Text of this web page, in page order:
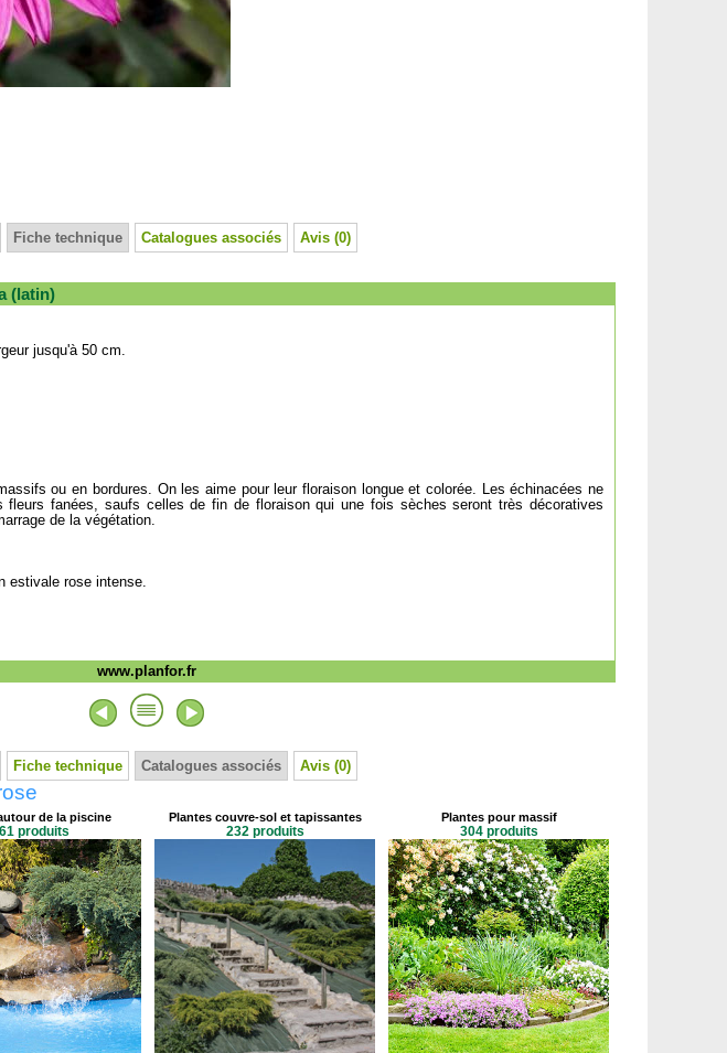
Fiche technique Catalogues associés Avis (0)
(latin)
jusqu'à 50 cm.
ou en bordures. On les aime pour leur floraison longue et colorée. Les échinacées ne
fleurs fanées, saufs celles de fin de floraison qui une fois sèches seront très décoratives
de la végétation.
estivale rose intense.
www.planfor.fr
Fiche technique Catalogues associés Avis (0)
de la piscine
produits
Plantes couvre-sol et tapissantes
232 produits
Plantes pour massif
304 produits